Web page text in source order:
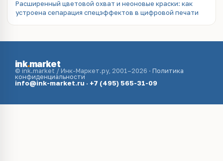
Расширенный цветовой охват и неоновые краски: как
устроена сепарация спецэффектов в цифровой печати
ink.market
© ink.market / Инк-Маркет.ру, 2001–2026 · Политика
конфиденциальности
info@ink-market.ru · +7 (495) 565-31-09